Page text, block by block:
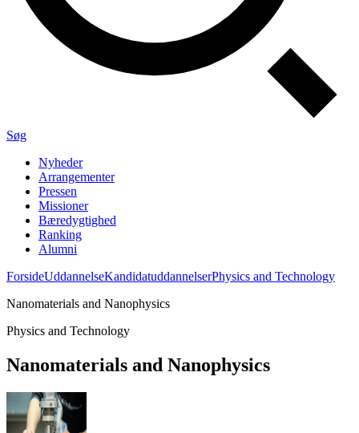
Søg
Nyheder
Arrangementer
Pressen
Missioner
Bæredygtighed
Ranking
Alumni
ForsideUddannelseKandidatuddannelserPhysics and Technology
Nanomaterials and Nanophysics
Physics and Technology
Nanomaterials and Nanophysics